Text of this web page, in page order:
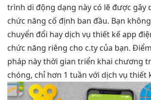
trình di động dạng này có lẽ được gây
chức năng cố định ban đầu. Bạn
chuyển đổi hay dịch vụ thiết kế app
chức năng riêng cho c.ty của bạn.
pháp này thời gian triển khai chương
chóng, chỉ hơn 1 tuần với dịch vụ thiết